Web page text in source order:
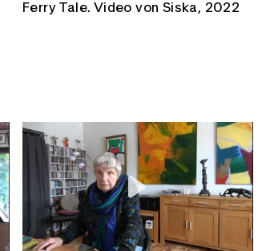
Ferry Tale. Video von Siska, 2022